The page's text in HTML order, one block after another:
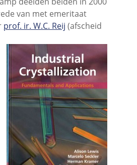
van met emeritaat
prof. ir. W.C. Reij (afscheid